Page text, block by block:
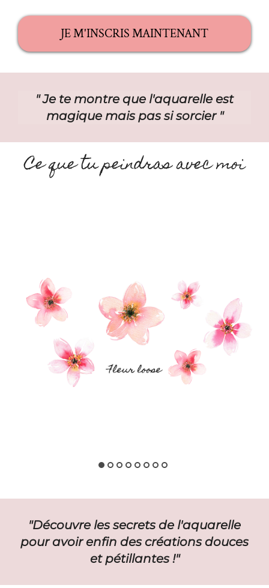
JE M'INSCRIS MAINTENANT
" Je te montre que l'aquarelle est
magique mais pas si sorcier "
Ce que tu peindras avec moi
"Découvre les secrets de l'aquarelle
pour avoir enfin des créations douces
et pétillantes !"